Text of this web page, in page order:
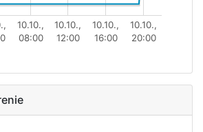
10.10.,
08:00
10.10.,
12:00
10.10.,
16:00
10.10.,
20:00